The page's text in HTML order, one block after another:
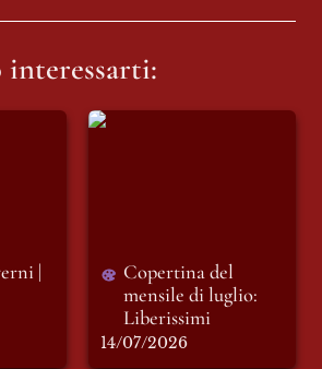
interessarti:
|
|
Copertina del
Copertina del
mensile di luglio:
Liberissimi
14/07/2026